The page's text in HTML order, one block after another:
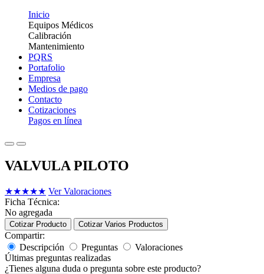
Inicio
Equipos Médicos
Calibración
Mantenimiento
PQRS
Portafolio
Empresa
Medios de pago
Contacto
Cotizaciones
Pagos en línea
VALVULA PILOTO
★★★★★ Ver Valoraciones
Ficha Técnica:
No agregada
Cotizar Producto Cotizar Varios Productos
Compartir:
Descripción
Preguntas
Valoraciones
Últimas preguntas realizadas
¿Tienes alguna duda o pregunta sobre este producto?